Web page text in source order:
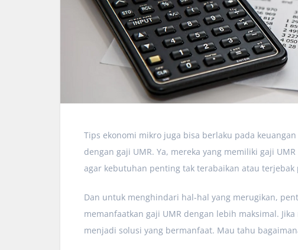
Tips ekonomi mikro juga bisa berlaku pada
dengan gaji UMR. Ya, mereka yang memiliki gaji
agar kebutuhan penting tak terabaikan atau terjebak
Dan untuk menghindari hal-hal yang merugikan,
memanfaatkan gaji UMR dengan lebih maksimal.
menjadi solusi yang bermanfaat. Mau tahu